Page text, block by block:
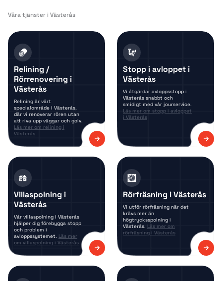
Våra tjänster i Västerås
Relining /
Rörrenovering i
Västerås
Relining är vårt
specialområde i Västerås,
där vi renoverar rören utan
att riva upp väggar och golv.
Läs mer om relining i
Västerås
Stopp i avloppet i
Västerås
Vi åtgärdar avloppsstopp i
Västerås snabbt och
smidigt med vår jourservice.
Läs mer om stopp i avloppet
i Västerås
Villaspolning i
Västerås
Vår villaspolning i Västerås
hjälper dig förebygga stopp
och problem i
avloppssystemet. Läs mer
om villaspolning i Västerås
Rörfräsning i Västerås
Vi utför rörfräsning när det
krävs mer än
högtrycksspolning i
Västerås. Läs mer om
rörfräsning i Västerås